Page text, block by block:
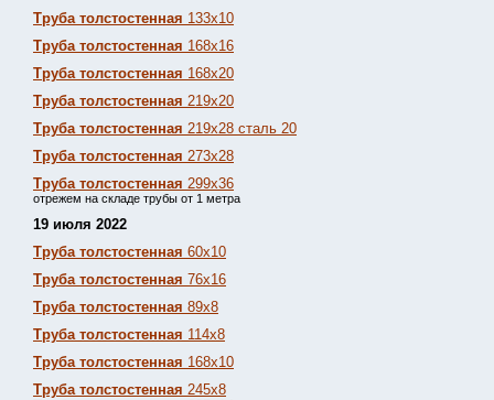
Труба толстостенная 133х10
Труба толстостенная 168х16
Труба толстостенная 168х20
Труба толстостенная 219х20
Труба толстостенная 219х28 сталь 20
Труба толстостенная 273х28
Труба толстостенная 299х36
отрежем на складе трубы от 1 метра
19 июля 2022
Труба толстостенная 60х10
Труба толстостенная 76х16
Труба толстостенная 89х8
Труба толстостенная 114х8
Труба толстостенная 168х10
Труба толстостенная 245х8